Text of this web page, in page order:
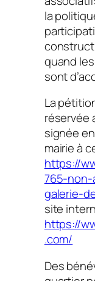
la
quand
sont
La
réservée
signée
mairie à
https://
765-
galerie-
site
https://
.com/
Des